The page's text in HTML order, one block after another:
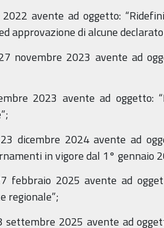
avente ad oggetto:
approvazione di alcune
novembre 2023 avente ad
2023 avente ad oggetto:
dicembre 2024 avente ad
in vigore dal 1° gennaio
2025 avente ad
regionale”;
2025 avente ad